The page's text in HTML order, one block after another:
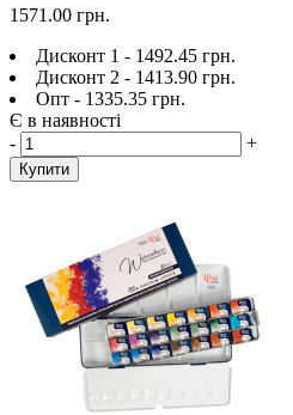
1571.00 грн.
Дисконт 1 - 1492.45 грн.
Дисконт 2 - 1413.90 грн.
Опт - 1335.35 грн.
Є в наявності
-
+
Купити